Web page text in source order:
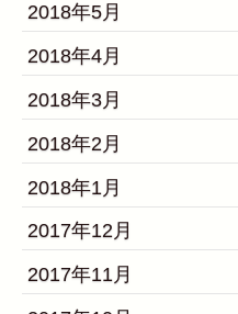
2018年5月
2018年4月
2018年3月
2018年2月
2018年1月
2017年12月
2017年11月